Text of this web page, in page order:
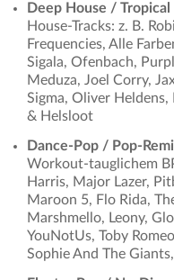
Deep House / Tropical
House-Tracks: z. B.
Frequencies, Alle
Sigala, Ofenbach,
Meduza, Joel Corry,
Sigma, Oliver
& Helsloot
Dance-Pop / Pop-
Workout-tauglichem
Harris, Major Lazer,
Maroon 5, Flo Rida,
Marshmello, Leony,
YouNotUs, Toby
Sophie And The